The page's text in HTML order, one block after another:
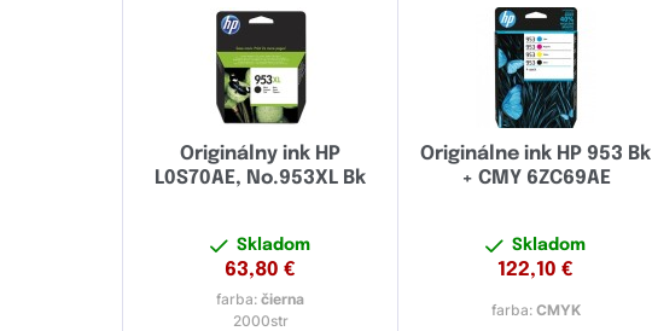
Originálny ink HP
L0S70AE, No.953XL Bk
Skladom
63,80 €
farba:čierna
2000str
Originálne ink HP 953 Bk
+ CMY 6ZC69AE
Skladom
122,10 €
farba: CMYK